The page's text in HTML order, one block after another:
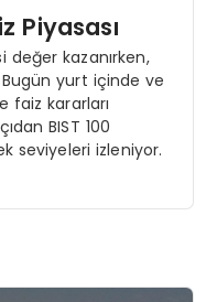
Piyasası
değer kazanırken,
yurt içinde ve
faiz kararları
BIST 100
seviyeleri izleniyor.